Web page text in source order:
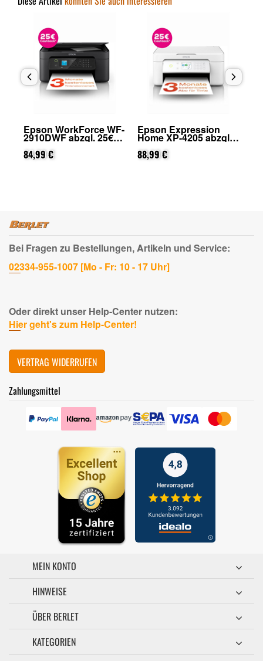
Epson WorkForce WF-
2910DWF abzgl. 25€
Cashback (von Epson
nach Registrierung)
84,99 €
Epson Expression
Home XP-4205 abzgl.
25€ Cashback (von
Epson nach
Registrierung)
88,99 €
Bei Fragen zu Bestellungen, Artikeln und Service:
02334-955-1007 [Mo - Fr: 10 - 17 Uhr]
Oder direkt unser Help-Center nutzen:
Hier geht's zum Help-Center!
VERTRAG WIDERRUFEN
Zahlungsmittel
MEIN KONTO
HINWEISE
ÜBER BERLET
KATEGORIEN